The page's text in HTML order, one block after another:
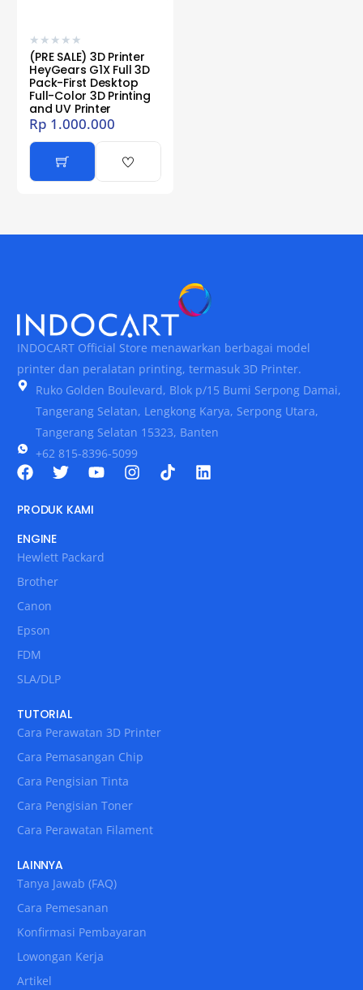
★ ★ ★ ★ ★
(PRE SALE) 3D Printer
HeyGears G1X Full 3D
Pack-First Desktop
Full-Color 3D Printing
and UV Printer
Rp 1.000.000
INDOCART Official Store menawarkan berbagai model
printer dan peralatan printing, termasuk 3D Printer.
Ruko Golden Boulevard, Blok p/15 Bumi Serpong Damai,
Tangerang Selatan, Lengkong Karya, Serpong Utara,
Tangerang Selatan 15323, Banten
+62 815-8396-5099
PRODUK KAMI
ENGINE
Hewlett Packard
Brother
Canon
Epson
FDM
SLA/DLP
TUTORIAL
Cara Perawatan 3D Printer
Cara Pemasangan Chip
Cara Pengisian Tinta
Cara Pengisian Toner
Cara Perawatan Filament
LAINNYA
Tanya Jawab (FAQ)
Cara Pemesanan
Konfirmasi Pembayaran
Lowongan Kerja
Artikel